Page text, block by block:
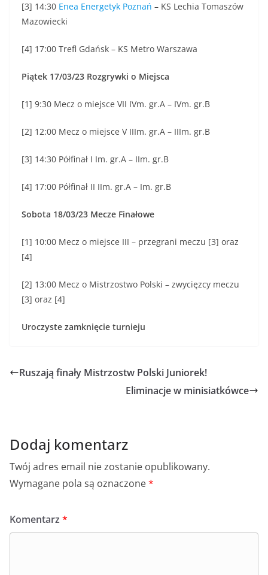
[3] 14:30 Enea Energetyk Poznań – KS Lechia Tomaszów
Mazowiecki
[4] 17:00 Trefl Gdańsk – KS Metro Warszawa
Piątek 17/03/23 Rozgrywki o Miejsca
[1] 9:30 Mecz o miejsce VII IVm. gr.A – IVm. gr.B
[2] 12:00 Mecz o miejsce V IIIm. gr.A – IIIm. gr.B
[3] 14:30 Półfinał I Im. gr.A – IIm. gr.B
[4] 17:00 Półfinał II IIm. gr.A – Im. gr.B
Sobota 18/03/23 Mecze Finałowe
[1] 10:00 Mecz o miejsce III – przegrani meczu [3] oraz
[4]
[2] 13:00 Mecz o Mistrzostwo Polski – zwycięzcy meczu
[3] oraz [4]
Uroczyste zamknięcie turnieju
Ruszają finały Mistrzostw Polski Juniorek!
Eliminacje w minisiatkówce
Dodaj komentarz
Twój adres email nie zostanie opublikowany.
Wymagane pola są oznaczone*
Komentarz *